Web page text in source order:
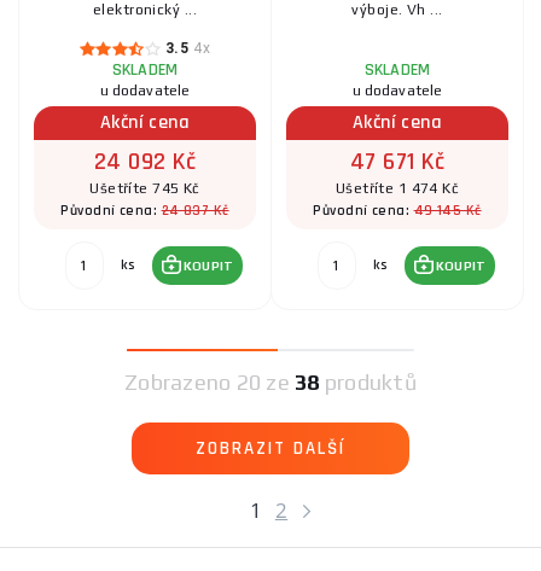
elektronický ...
3.5 4x
SKLADEM
u dodavatele
Akční cena
24 092 Kč
Ušetříte 745 Kč
Původní cena:24 837 Kč
ks KOUPIT
výboje. Vh ...
SKLADEM
u dodavatele
Akční cena
47 671 Kč
Ušetříte 1 474 Kč
Původní cena:49 145 Kč
ks KOUPIT
1 2
Zobrazeno 20 ze 38 produktů
ZOBRAZIT DALŠÍ